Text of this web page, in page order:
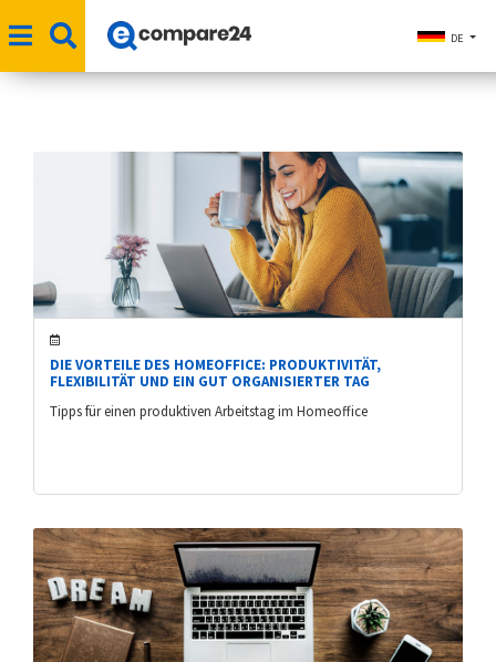
DE
DIE VORTEILE DES HOMEOFFICE: PRODUKTIVITÄT,
FLEXIBILITÄT UND EIN GUT ORGANISIERTER TAG
Tipps für einen produktiven Arbeitstag im Homeoffice